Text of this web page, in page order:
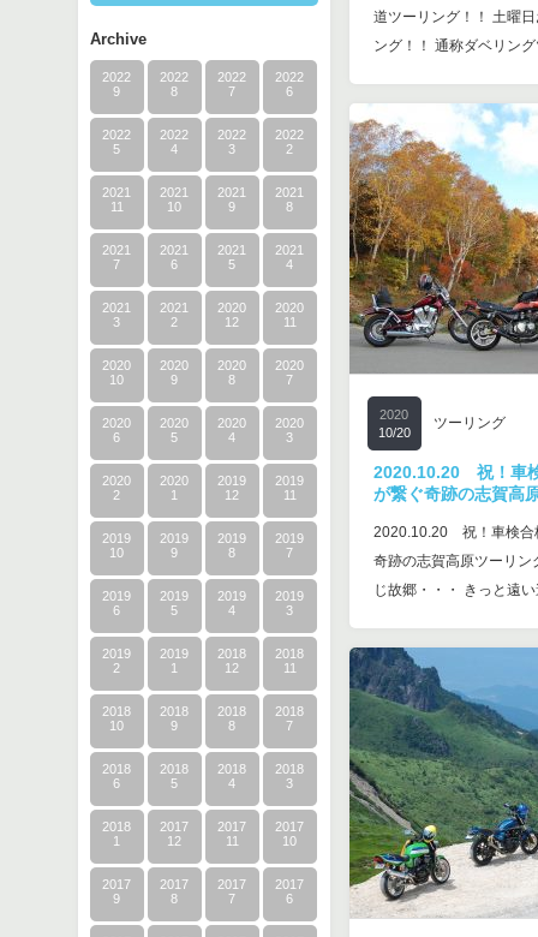
Archive
2022
9
2022
8
2022
7
2022
6
2022
5
2022
4
2022
3
2022
2
2021
11
2021
10
2021
9
2021
8
2021
7
2021
6
2021
5
2021
4
2021
3
2021
2
2020
12
2020
11
2020
10
2020
9
2020
8
2020
7
2020
6
2020
5
2020
4
2020
3
2020
2
2020
1
2019
12
2019
11
2019
10
2019
9
2019
8
2019
7
2019
6
2019
5
2019
4
2019
3
2019
2
2019
1
2018
12
2018
11
2018
10
2018
9
2018
8
2018
7
2018
6
2018
5
2018
4
2018
3
2018
1
2017
12
2017
11
2017
10
2017
9
2017
8
2017
7
2017
6
道ツーリング！！ 土曜
ング！！ 通称ダベリン
2020
10/20
ツーリング
2020.10.20 祝！車
が繋ぐ奇跡の志賀高
2020.10.20 祝！車検合
奇跡の志賀高原ツーリン
じ故郷・・・ きっと遠